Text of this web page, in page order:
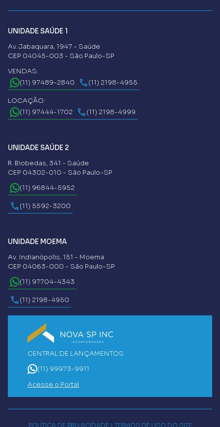
UNIDADE SAÚDE 1
Av. Jabaquara, 1947 - Saúde
CEP 04045-003 - São Paulo-SP
VENDAS:
(11) 97489-2840
(11) 2198-4955
LOCAÇÃO:
(11) 97444-1702
(11) 2198-4999
UNIDADE SAÚDE 2
R. Biobedas, 341 - Saúde
CEP 04302-010 - São Paulo-SP
(11) 96844-5952
(11) 5592-3200
UNIDADE MOEMA
Av. Indianópolis, 151 - Moema
CEP 04063-000 - São Paulo-SP
(11) 97704-4343
(11) 2198-4950
CENTRAL DE LANÇAMENTOS
(11) 99973-9911
Acesse o Portal
POLÍTICA DE PRIVACIDADE | TERMOS DE USO DO SITE